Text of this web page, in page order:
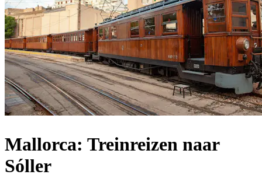
Mallorca: Treinreizen naar
Sóller